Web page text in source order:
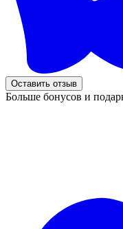
Оставить отзыв
Больше бонусов и